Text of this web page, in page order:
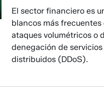
El sector financiero es
blancos más frecuentes
ataques volumétricos o
denegación de servicios
distribuidos (DDoS).